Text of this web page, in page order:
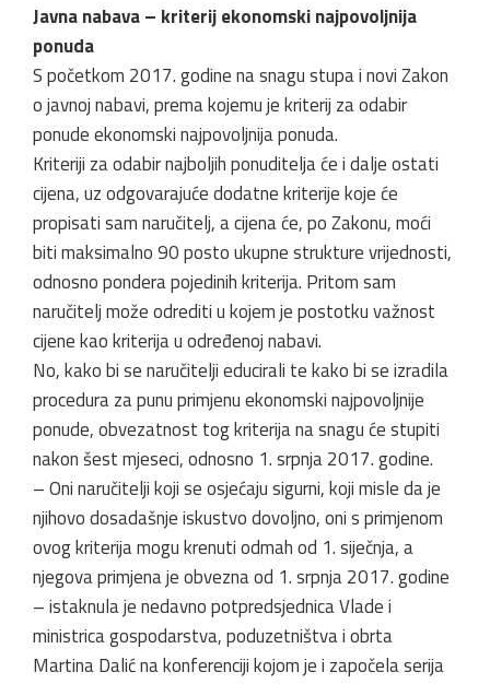
Javna nabava – kriterij ekonomski najpovoljnija
ponuda
S početkom 2017. godine na snagu stupa i novi Zakon
o javnoj nabavi, prema kojemu je kriterij za odabir
ponude ekonomski najpovoljnija ponuda.
Kriteriji za odabir najboljih ponuditelja će i dalje ostati
cijena, uz odgovarajuće dodatne kriterije koje će
propisati sam naručitelj, a cijena će, po Zakonu, moći
biti maksimalno 90 posto ukupne strukture vrijednosti,
odnosno pondera pojedinih kriterija. Pritom sam
naručitelj može odrediti u kojem je postotku važnost
cijene kao kriterija u određenoj nabavi.
No, kako bi se naručitelji educirali te kako bi se izradila
procedura za punu primjenu ekonomski najpovoljnije
ponude, obvezatnost tog kriterija na snagu će stupiti
nakon šest mjeseci, odnosno 1. srpnja 2017. godine.
– Oni naručitelji koji se osjećaju sigurni, koji misle da je
njihovo dosadašnje iskustvo dovoljno, oni s primjenom
ovog kriterija mogu krenuti odmah od 1. siječnja, a
njegova primjena je obvezna od 1. srpnja 2017. godine
– istaknula je nedavno potpredsjednica Vlade i
ministrica gospodarstva, poduzetništva i obrta
Martina Dalić na konferenciji kojom je i započela serija